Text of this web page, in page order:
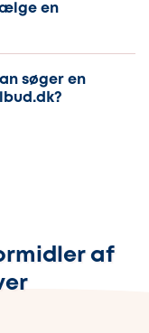
en
søger en
af